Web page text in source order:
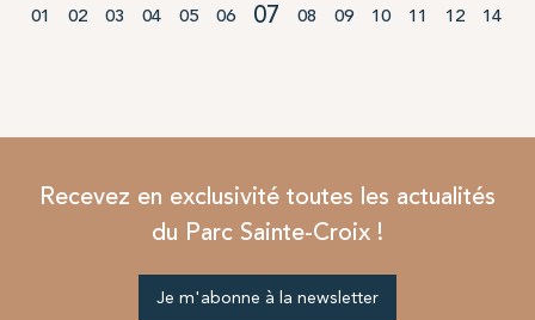
01 02 03 04 05 06 07 08 09 10 11 12 14
Recevez en exclusivité toutes les actualités
du Parc Sainte-Croix !
Je m'abonne à la newsletter